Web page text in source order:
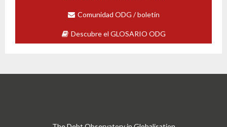
Comunidad ODG / boletín
Descubre el GLOSARIO ODG